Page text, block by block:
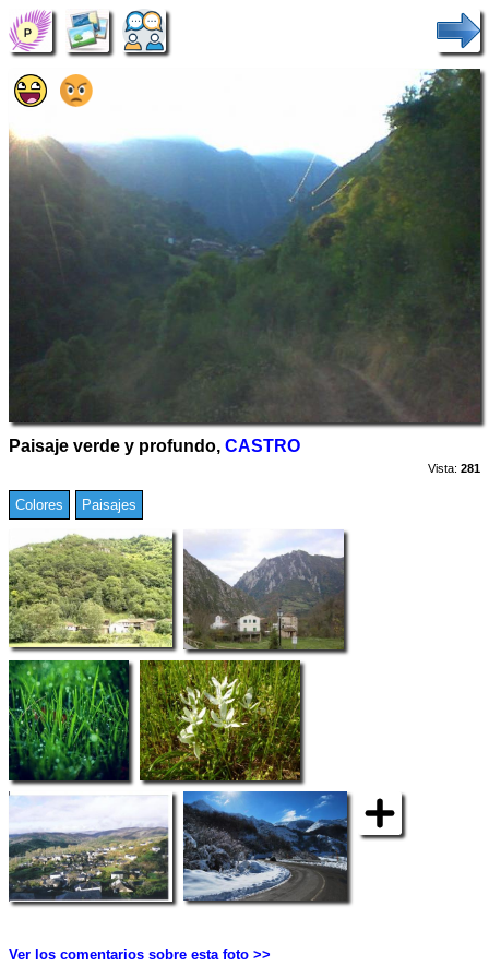
Paisaje verde y profundo, CASTRO
Vista: 281
Colores Paisajes
Ver los comentarios sobre esta foto >>